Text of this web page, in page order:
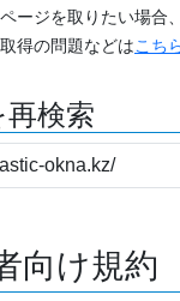
ージを取りたい場合
得の問題などはこち
再検索
向け規約